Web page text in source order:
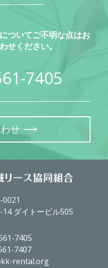
ついてご不明な点はお
せください。
7405
せ
0021
ダイトービル505
7405
7407
rental.org